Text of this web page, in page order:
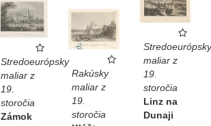
Stredoeurópsky
maliar z
19.
storočia
Linz na
Dunaji
Stredoeurópsky
maliar z
19.
storočia
Zámok
Rakúsky
maliar z
19.
storočia